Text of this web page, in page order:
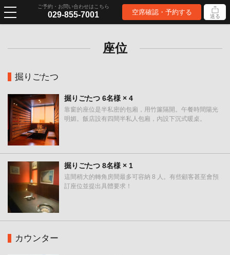
ご予約・お問い合わせはこちら
029-855-7001 空席確認・予約する 送る
座位
掘りごたつ
掘りごたつ 6名様 × 4
靠窗的座位是半私密的包廂，用竹簾隔開。午餐時間陽光
明媚。飯店設有四間半私人包廂，內設下沉式暖桌。
掘りごたつ 8名様 × 1
這間稍大的轉角房間最多可容納 8 人。有些顧客甚至會預
訂座位並提出具體要求！
カウンター